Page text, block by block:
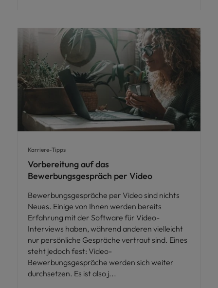
Karriere-Tipps
Vorbereitung auf das
Bewerbungsgespräch per Video
Bewerbungsgespräche per Video sind nichts
Neues. Einige von Ihnen werden bereits
Erfahrung mit der Software für Video-
Interviews haben, während anderen vielleicht
nur persönliche Gespräche vertraut sind. Eines
steht jedoch fest: Video-
Bewerbungsgespräche werden sich weiter
durchsetzen. Es ist also j